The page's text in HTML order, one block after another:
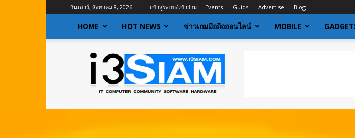
วันเสาร์, สิงหาคม 8, 2026 เข้าสู่ระบบ/เข้าร่วม Events Guids Advertise Blog
HOME HOT NEWS ข่าวเกมมือถือออนไลน์ MOBILE
I3siam
ข่าว
ไอที
ข้อมูล